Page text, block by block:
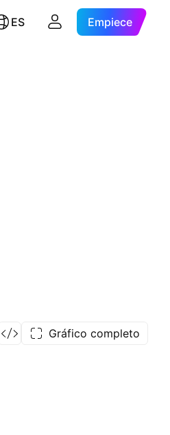
ES Empiece
Gráfico completo